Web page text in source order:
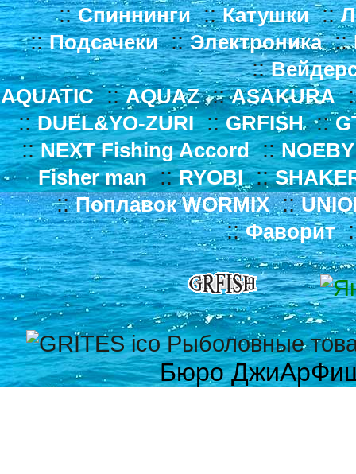
::Спиннинги::Катушки::
::Подсачеки::Электроника::
::
AQUATIC::AQUAZ::ASAKURA
::DUEL&YO-ZURI ::GRFISH::
::NEXT Fishing Accord::NOEBY
Fisher man::RYOBI ::
::Поплавок WORMIX::
::Фаворит
Бюро